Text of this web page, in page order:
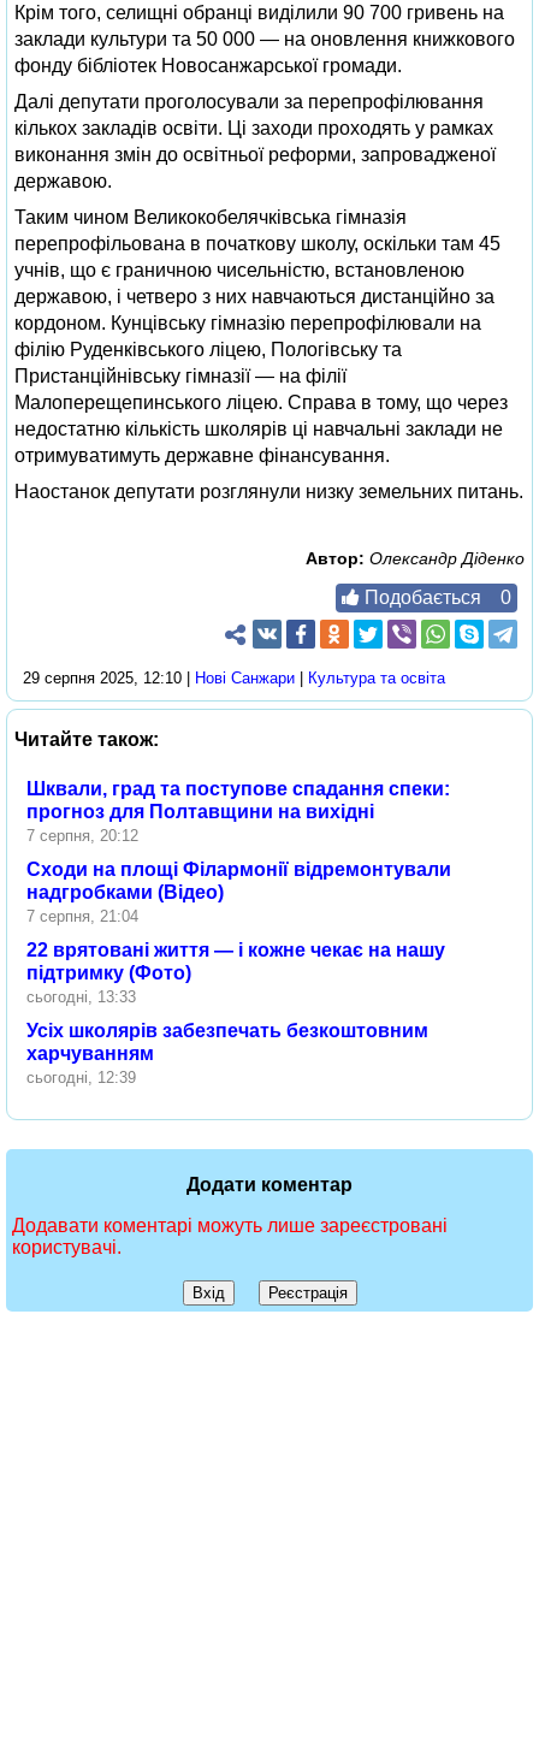
Крім того, селищні обранці виділили 90 700 гривень на
заклади культури та 50 000 — на оновлення книжкового
фонду бібліотек Новосанжарської громади.
Далі депутати проголосували за перепрофілювання
кількох закладів освіти. Ці заходи проходять у рамках
виконання змін до освітньої реформи, запровадженої
державою.
Таким чином Великокобелячківська гімназія
перепрофільована в початкову школу, оскільки там 45
учнів, що є граничною чисельністю, встановленою
державою, і четверо з них навчаються дистанційно за
кордоном. Кунцівську гімназію перепрофілювали на
філію Руденківського ліцею, Пологівську та
Пристанційнівську гімназії — на філії
Малоперещепинського ліцею. Справа в тому, що через
недостатню кількість школярів ці навчальні заклади не
отримуватимуть державне фінансування.
Наостанок депутати розглянули низку земельних питань.
Автор: Олександр Діденко
Подобається 0
29 серпня 2025, 12:10 | Нові Cанжари Культура та освіта
Читайте також:
Шквали, град та поступове спадання спеки:
прогноз для Полтавщини на вихідні
7 серпня, 20:12
Сходи на площі Філармонії відремонтували
надгробками (Відео)
7 серпня, 21:04
22 врятовані життя — і кожне чекає на нашу
підтримку (Фото)
сьогодні, 13:33
Усіх школярів забезпечать безкоштовним
харчуванням
сьогодні, 12:39
Додати коментар
Додавати коментарі можуть лише зареєстровані
користувачі.
Вхід Реєстрація